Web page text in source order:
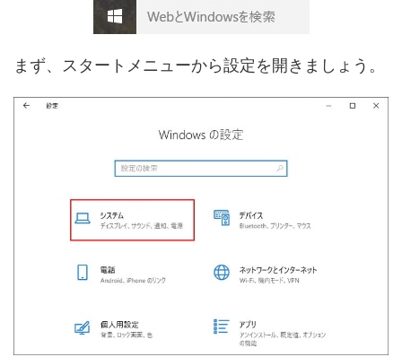
まず、スタートメニューから設定を開きましょう。